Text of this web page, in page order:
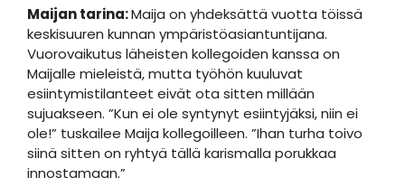
Maijan tarina:Maija on yhdeksättä vuotta töissä
keskisuuren kunnan ympäristöasiantuntijana.
Vuorovaikutus läheisten kollegoiden kanssa on
Maijalle mieleistä, mutta työhön kuuluvat
esiintymistilanteet eivät ota sitten millään
sujuakseen. ”Kun ei ole syntynyt esiintyjäksi, niin ei
ole!” tuskailee Maija kollegoilleen. ”Ihan turha toivo
siinä sitten on ryhtyä tällä karismalla porukkaa
innostamaan.”